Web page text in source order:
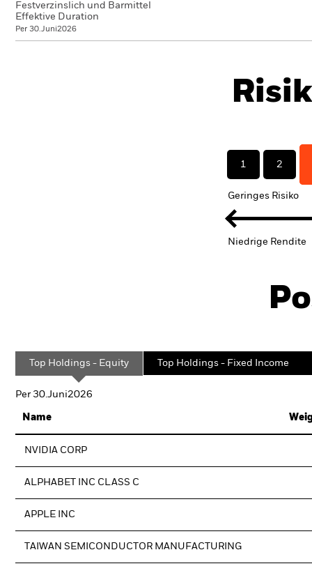
Festverzinslich und Barmittel
Effektive Duration
Per 30.Juni2026
1 2
Geringes Risiko
Niedrige Rendite
Top Holdings - Equity Top Holdings - Fixed Income
Per 30.Juni2026
Name
NVIDIA CORP
ALPHABET INC CLASS C
APPLE INC
TAIWAN SEMICONDUCTOR MANUFACTURING